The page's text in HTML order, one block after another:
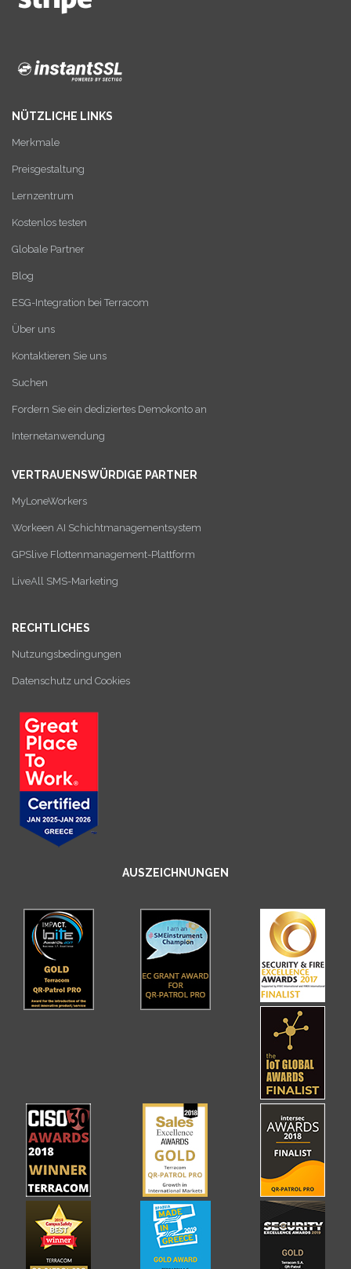
NÜTZLICHE LINKS
Merkmale
Preisgestaltung
Lernzentrum
Kostenlos testen
Globale Partner
Blog
ESG-Integration bei Terracom
Über uns
Kontaktieren Sie uns
Suchen
Fordern Sie ein dediziertes Demokonto an
Internetanwendung
VERTRAUENSWÜRDIGE PARTNER
MyLoneWorkers
Workeen AI Schichtmanagementsystem
GPSlive Flottenmanagement-Plattform
LiveAll SMS-Marketing
RECHTLICHES
Nutzungsbedingungen
Datenschutz und Cookies
AUSZEICHNUNGEN